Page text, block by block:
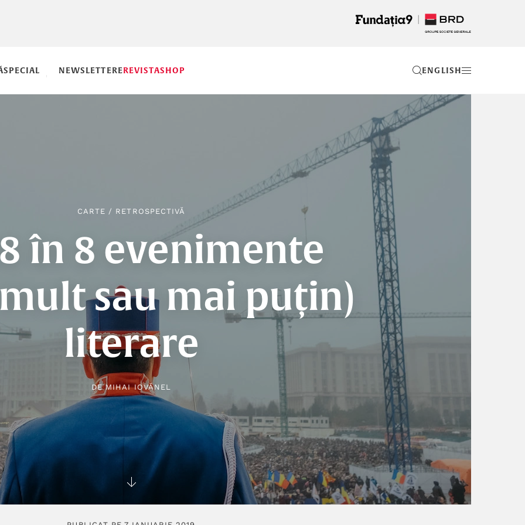
SPECIAL NEWSLETTEREREVISTASHOP EN
CARTE / RETROSPECTIVĂ
în 8 evenimente
sau mai puțin)
literare
DEMIHAI IOVĂNEL